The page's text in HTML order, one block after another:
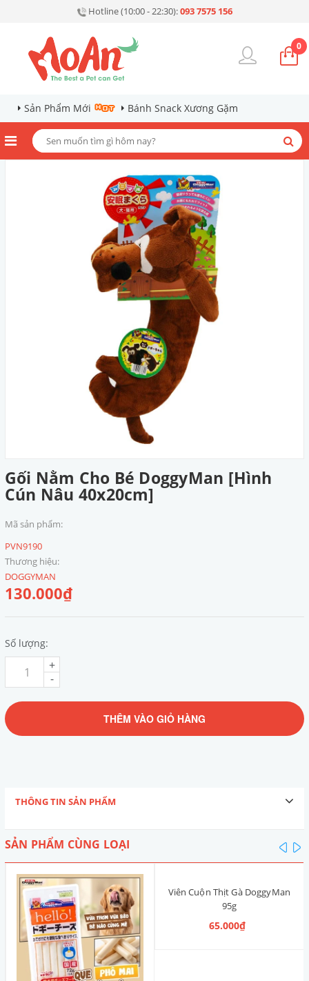
Hotline (10:00 - 22:30):093 7575 156
0
Sản Phẩm Mới Bánh Snack Xương Gặm
Gối Nằm Cho Bé DoggyMan [Hình
Cún Nâu 40x20cm]
Mã sản phẩm:
PVN9190
Thương hiệu:
DOGGYMAN
130.000₫
Số lượng:
-
+
THÊM VÀO GIỎ HÀNG
THÔNG TIN SẢN PHẨM
SẢN PHẨM CÙNG LOẠI
Viên Cuộn Thịt Gà DoggyMan
95g
65.000₫